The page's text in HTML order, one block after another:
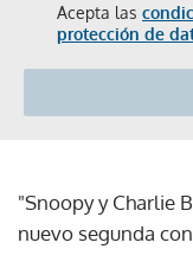
Acepta las
protección de
"Snoopy y Charlie
nuevo segunda